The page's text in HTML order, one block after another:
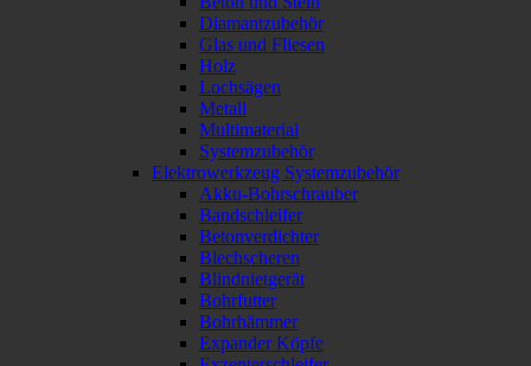
Diamantzubehör
Glas und Fliesen
Holz
Lochsägen
Metall
Multimaterial
Systemzubehör
Elektrowerkzeug Systemzubehör
Akku-Bohrschrauber
Bandschleifer
Betonverdichter
Blechscheren
Blindnietgerät
Bohrfutter
Bohrhämmer
Expander Köpfe